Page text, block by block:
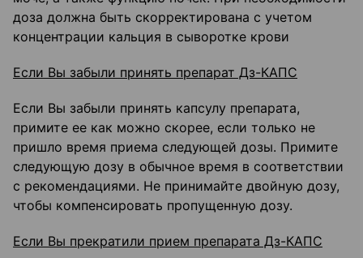
доза должна быть скорректирована с учетом
концентрации кальция в сыворотке крови
Если Вы забыли принять препарат Дз-КАПС
Если Вы забыли принять капсулу препарата,
примите ее как можно скорее, если только не
пришло время приема следующей дозы. Примите
следующую дозу в обычное время в соответствии
с рекомендациями. Не принимайте двойную дозу,
чтобы компенсировать пропущенную дозу.
Если Вы прекратили прием препарата Дз-КАПС